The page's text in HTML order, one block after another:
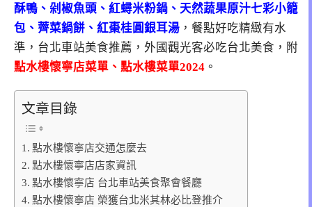
酥鴨、剁椒魚頭、紅蟳米粉鍋、天然蔬果原汁七彩小籠
包、薺菜鍋餅、紅棗桂圓銀耳湯 ，餐點好吃精緻有水
準，台北車站美食推薦，外國觀光客必吃台北美食，附
點水樓懷寧店菜單、點水樓菜單2024 。
文章目錄
點水樓懷寧店交通怎麼去
點水樓懷寧店店家資訊
點水樓懷寧店 台北車站美食聚會餐廳
點水樓懷寧店 榮獲台北米其林必比登推介